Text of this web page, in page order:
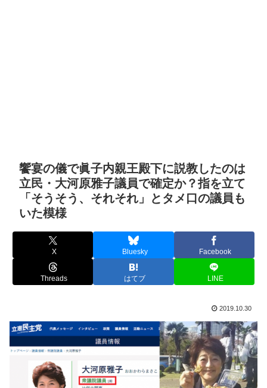
饗宴の儀で眞子内親王殿下に説教したのは
立民・大河原雅子議員で確定か？指を立て
「そうそう、それそれ」とタメ口の議員も
いた模様
X Bluesky Facebook
Threads はてブ LINE
2019.10.30